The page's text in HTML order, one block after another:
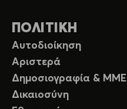
ΠΟΛΙΤΙΚΗ
Αυτοδιοίκηση
Αριστερά
Δημοσιογραφία & ΜΜΕ
Δικαιοσύνη